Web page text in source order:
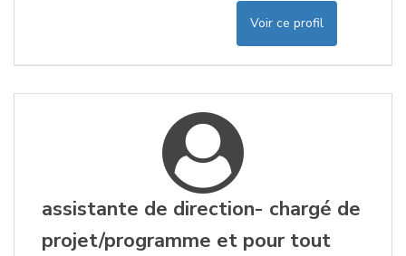
Voir ce profil
assistante de direction- chargé de
projet/programme et pour tout